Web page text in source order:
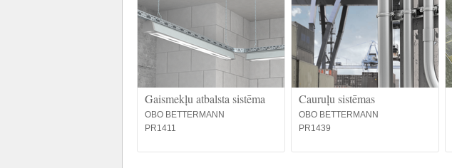
Gaismekļu atbalsta sistēma
OBO BETTERMANN
PR1411
Cauruļu sistēmas
OBO BETTERMANN
PR1439